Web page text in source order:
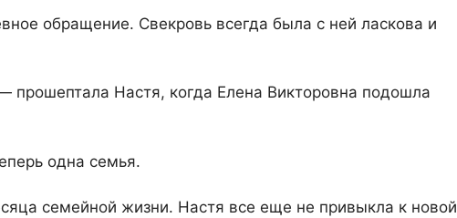
обращение. Свекровь всегда была с ней ласкова и
Настя, когда Елена Викторовна подошла
одна семья.
семейной жизни. Настя все еще не привыкла к новой